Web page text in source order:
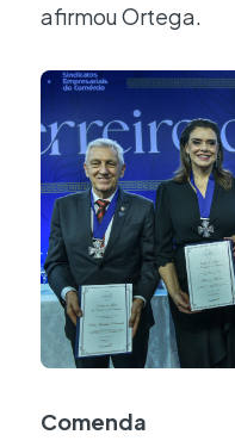
afirmou Ortega.
Comenda